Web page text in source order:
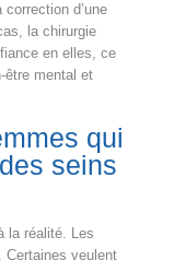
d’une
la chirurgie
en elles, ce
être mental et
qui
seins
la réalité. Les
Certaines veulent